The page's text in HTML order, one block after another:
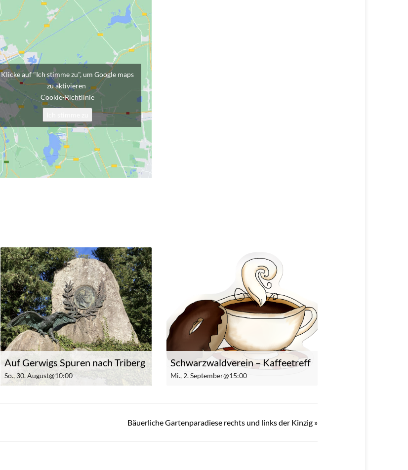
Klicke auf "Ich stimme zu", um Google maps
zu aktivieren
Cookie-Richtlinie
Auf Gerwigs Spuren nach Triberg
So., 30. August@10:00
Schwarzwaldverein – Kaffeetreff
Mi., 2. September@15:00
Bäuerliche Gartenparadiese rechts und links der Kinzig »